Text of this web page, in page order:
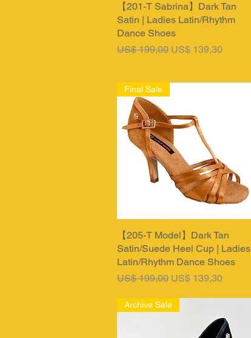
Snel overzicht
【201-T Sabrina】Dark Tan
Satin | Ladies Latin/Rhythm
Dance Shoes
Normale prijs
US$ 199,00 Verkoopprijs
US$ 139,30
Snel overzicht
Final Sale
【205-T Model】Dark Tan
Satin/Suede Heel Cup | Ladies
Latin/Rhythm Dance Shoes
Normale prijs
US$ 199,00 Verkoopprijs
US$ 139,30
Archive Sale